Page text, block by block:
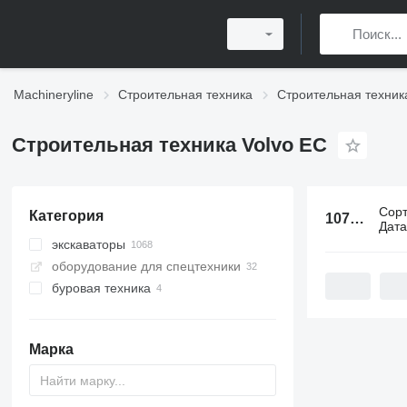
Machineryline Строительная техника Строительная
Строительная техника Volvo EC
Категория
экскаваторы
гусеничные экскаваторы
мини-экскаваторы
колесные экскаваторы
экскаваторы с прямой лопатой
оборудование для спецтехники
буровая техника
Марка
1072 объявления: